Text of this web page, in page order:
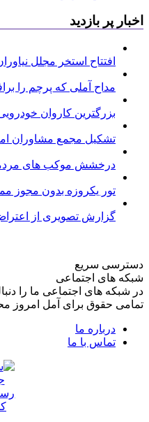
اخبار پر بازدید
افتتاح استخر مجلل
مداح آملی که پرچم را
بزرگترین کاروان
تشکیل مجمع مشاوران
درخشش موکب های
تور یکروزه بدون مجوز
گزارش تصویری از
دسترسی سریع
شبکه های اجتماعی
در شبکه های اجتماعی ما را
تمامی حقوق برای آمل امروز
درباره ما
تماس با ما